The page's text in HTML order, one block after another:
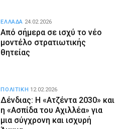
Από σήμερα σε ισχύ το νέο
μοντέλο στρατιωτικής
θητείας
ΕΛΛΑΔΑ 24.02.2026
Δένδιας: Η «Ατζέντα 2030» και
η «Ασπίδα του Αχιλλέα» για
μια σύγχρονη και ισχυρή
ΠΟΛΙΤΙΚΗ 12.02.2026